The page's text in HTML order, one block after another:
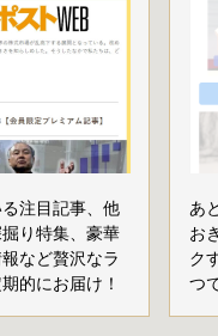
注目記事、他
り特集、豪華
など贅沢なラ
的にお届け！
あ
お
ク
つ